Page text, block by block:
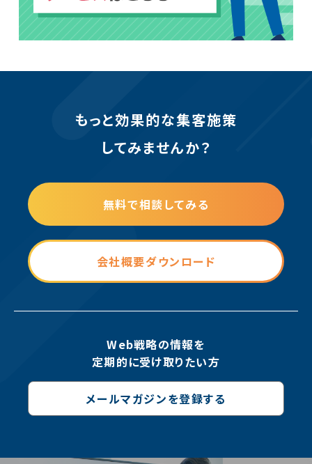
もっと効果的な集客施策
してみませんか？
無料で相談してみる
会社概要ダウンロード
Web戦略の情報を
定期的に受け取りたい方
メールマガジンを登録する